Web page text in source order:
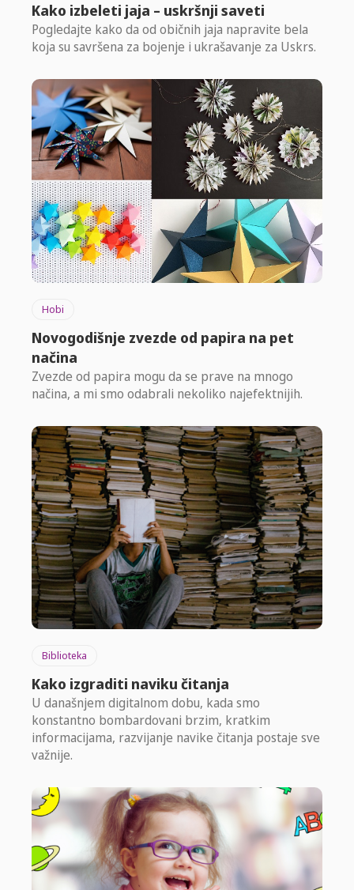
Kako izbeleti jaja – uskršnji saveti
Pogledajte kako da od običnih jaja napravite bela
koja su savršena za bojenje i ukrašavanje za Uskrs.
Hobi
Novogodišnje zvezde od papira na pet
načina
Zvezde od papira mogu da se prave na mnogo
načina, a mi smo odabrali nekoliko najefektnijih.
Biblioteka
Kako izgraditi naviku čitanja
U današnjem digitalnom dobu, kada smo
konstantno bombardovani brzim, kratkim
informacijama, razvijanje navike čitanja postaje sve
važnije.